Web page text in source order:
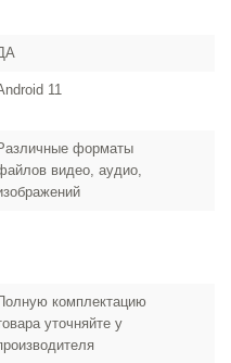
11
форматы
видео, аудио,
комплектацию
уточняйте у